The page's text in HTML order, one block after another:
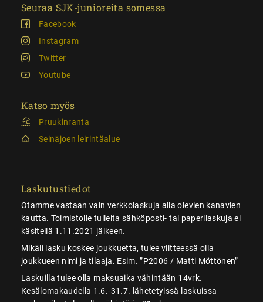
Seuraa SJK-junioreita somessa
Facebook
Instagram
Twitter
Youtube
Katso myös
Pruukinranta
Seinäjoen leirintäalue
Laskutustiedot
Otamme vastaan vain verkkolaskuja alla olevien kanavien
kautta. Toimistolle tulleita sähköposti- tai paperilaskuja ei
käsitellä 1.11.2021 jälkeen.
Mikäli lasku koskee joukkuetta, tulee viitteessä olla
joukkueen nimi ja tilaaja. Esim. ”P2006 / Matti Möttönen”
Laskuilla tulee olla maksuaika vähintään 14vrk.
Kesälomakaudella 1.6.-31.7. lähetetyissä laskuissa